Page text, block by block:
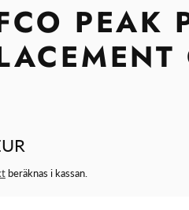
PEAK
beräknas i kassan.